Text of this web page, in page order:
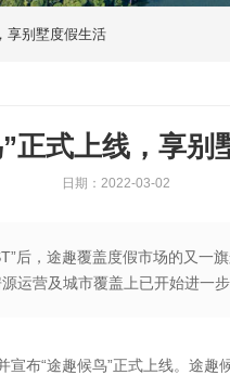
享别墅度假生活
正式上线，享别
日期：2022-03-02
后，途趣覆盖度假市场的又一
运营及城市覆盖上已开始进一步
布“途趣候鸟”正式上线。途